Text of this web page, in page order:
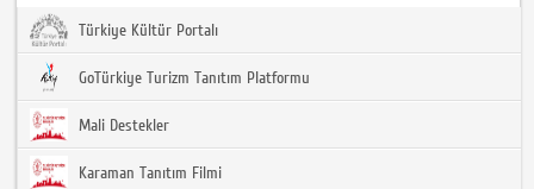
Türkiye Kültür Portalı
GoTürkiye Turizm Tanıtım Platformu
Mali Destekler
Karaman Tanıtım Filmi